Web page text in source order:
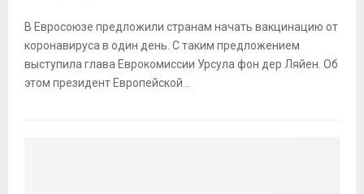
В Евросоюзе предложили странам начать вакцинацию от
коронавируса в один день. С таким предложением
выступила глава Еврокомиссии Урсула фон дер Ляйен. Об
этом президент Европейской...